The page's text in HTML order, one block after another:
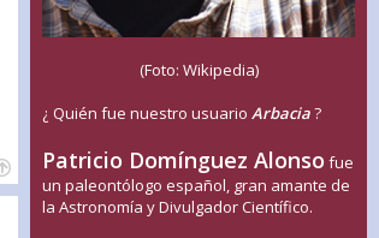
(Foto: Wikipedia)
¿ Quién fue nuestro usuario Arbacia?
Patricio Domínguez Alonso fue
un paleontólogo español, gran amante de
la Astronomía y Divulgador Científico.